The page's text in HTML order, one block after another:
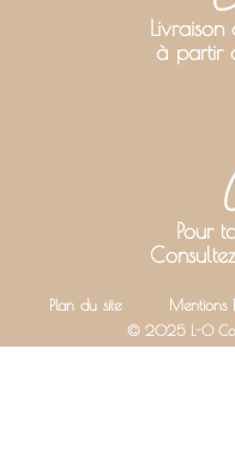
à partir
Pour
Plan du site Mentions
© 2025 L-O